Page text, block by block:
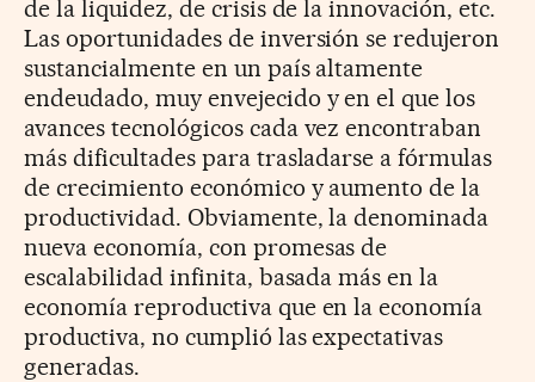
de la liquidez, de crisis de la innovación, etc.
Las oportunidades de inversión se redujeron
sustancialmente en un país altamente
endeudado, muy envejecido y en el que los
avances tecnológicos cada vez encontraban
más dificultades para trasladarse a fórmulas
de crecimiento económico y aumento de la
productividad. Obviamente, la denominada
nueva economía, con promesas de
escalabilidad infinita, basada más en la
economía reproductiva que en la economía
productiva, no cumplió las expectativas
generadas.